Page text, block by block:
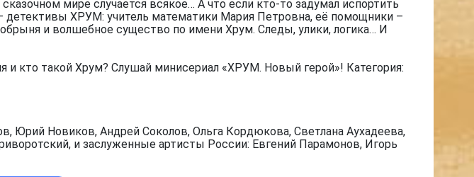
мире случается всякое… А что если кто-то задумал испортить
детективы ХРУМ: учитель математики Мария Петровна, её помощники –
и волшебное существо по имени Хрум. Следы, улики, логика… И
кто такой Хрум? Слушай минисериал «ХРУМ. Новый герой»! Категория:
Юрий Новиков, Андрей Соколов, Ольга Кордюкова, Светлана Аухадеева,
и заслуженные артисты России: Евгений Парамонов, Игорь